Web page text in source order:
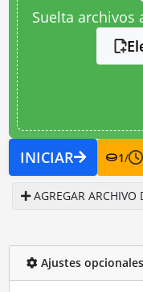
Suelta archivos
INICIAR 1/
AGREGAR ARCHIVO
Ajustes opcionales